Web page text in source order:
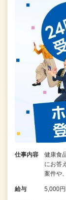
仕事内容
健康食
にお答
案件や
給与 5,000